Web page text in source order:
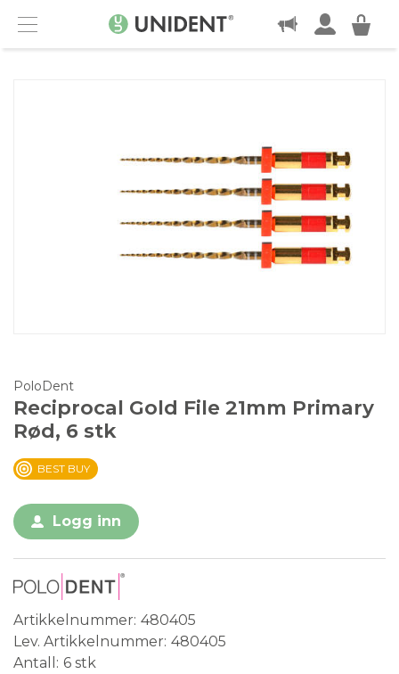
Menu
KONTAKT
PoloDent
Reciprocal Gold File 21mm Primary
Rød, 6 stk
BEST BUY
Logg inn
Artikkelnummer 480405
Lev. Artikkelnummer 480405
Antall
6 stk